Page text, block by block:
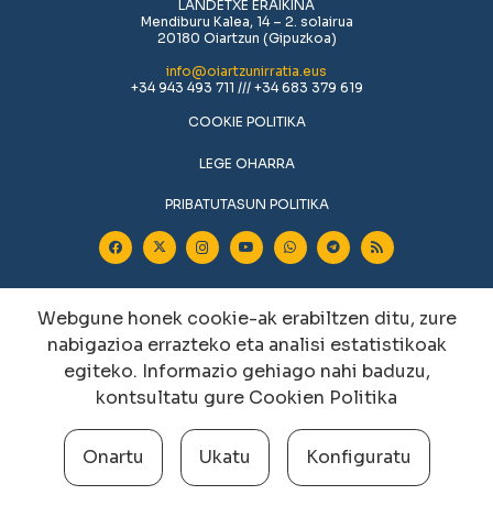
LANDETXE ERAIKINA
Mendiburu Kalea, 14 – 2. solairua
20180 Oiartzun (Gipuzkoa)
info@oiartzunirratia.eus
+34 943 493 711 /// +34 683 379 619
COOKIE POLITIKA
LEGE OHARRA
PRIBATUTASUN POLITIKA
Webgune honek cookie-ak erabiltzen ditu, zure
nabigazioa errazteko eta analisi estatistikoak
egiteko. Informazio gehiago nahi baduzu,
kontsultatu gure Cookien Politika
Onartu Ukatu Konfiguratu